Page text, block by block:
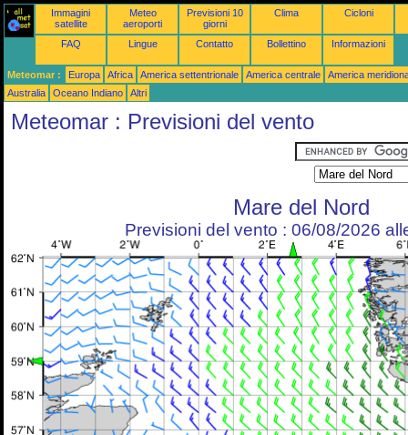
Immagini
satellite
Meteo
aeroporti
Previsioni 10
giorni
Clima Cicloni
FAQ Lingue Contatto Bollettino Informazioni
Meteomar : Europa Africa America settentrionale America centrale
America
Australia
Oceano Indiano Altri
Meteomar : Previsioni del vento
Mare del Nord
Previsioni del vento : 06/08/2026